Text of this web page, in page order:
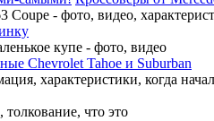
- фото, видео,
купе - фото, видео
Chevrolet Tahoe и Suburban
характеристики, когда
что это